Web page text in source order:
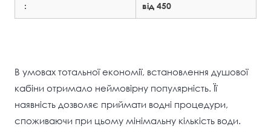
: від 450
В умовах тотальної економії, встановлення душової
кабіни отримало неймовірну популярність. Її
наявність дозволяє приймати водні процедури,
споживаючи при цьому мінімальну кількість води.